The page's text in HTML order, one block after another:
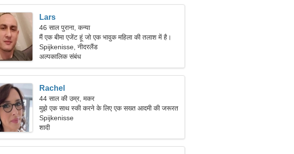
Lars
46 साल पुराना, कन्या
मैं एक बीमा एजेंट हूं जो एक भावुक महिला की तलाश में है।
Spijkenisse, नीदरलैंड
अल्पकालिक संबंध
Rachel
44 साल की उम्र, मकर
मुझे एक साथ स्की करने के लिए एक सख्त आदमी की जरूरत
है।
Spijkenisse
शादी